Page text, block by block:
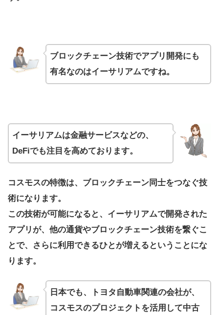
ブロックチェーン技術でアプリ開発にも
有名なのはイーサリアムですね。
イーサリアムは金融サービスなどの、
DeFiでも注目を高めております。
コスモスの特徴は、ブロックチェーン同士をつなぐ技
術になります。
この技術が可能になると、イーサリアムで開発された
アプリが、他の通貨やブロックチェーン技術を繋ぐこ
とで、さらに利用できるひとが増えるということにな
ります。
日本でも、トヨタ自動車関連の会社が、
コスモスのプロジェクトを活用して中古